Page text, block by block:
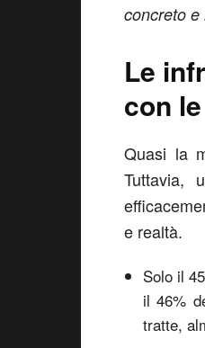
concreto
Le
con
Quasi la
Tuttavia,
e realtà.
Solo il
il 46%
tratte,